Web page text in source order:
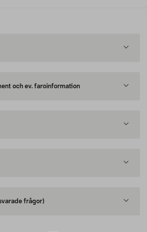
och ev. faroinformation
frågor)